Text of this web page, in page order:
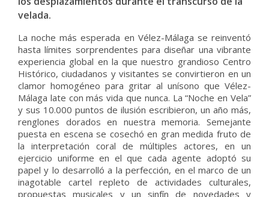
velada.
La noche más esperada en Vélez-Málaga se reinventó
hasta límites sorprendentes para diseñar una vibrante
experiencia global en la que nuestro grandioso Centro
Histórico, ciudadanos y visitantes se convirtieron en un
clamor homogéneo para gritar al unísono que Vélez-
Málaga late con más vida que nunca. La “Noche en Vela”
y sus 10.000 puntos de ilusión escribieron, un año más,
renglones dorados en nuestra memoria. Semejante
puesta en escena se cosechó en gran medida fruto de
la interpretación coral de múltiples actores, en un
ejercicio uniforme en el que cada agente adoptó su
papel y lo desarrolló a la perfección, en el marco de un
inagotable cartel repleto de actividades culturales,
propuestas musicales y un sinfín de novedades y